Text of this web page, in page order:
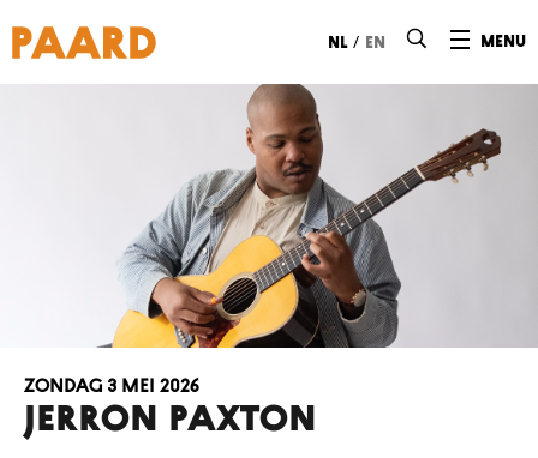
menu
nl / en
Jerron Paxton
zondag 3 mei 2026